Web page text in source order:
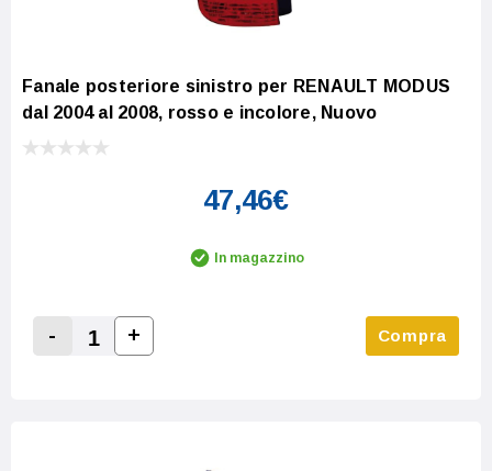
Fanale posteriore sinistro per RENAULT MODUS
dal 2004 al 2008, rosso e incolore, Nuovo
47,46€
In magazzino
Decrease Quantity:
-
Increase Quantity:
+ Compra